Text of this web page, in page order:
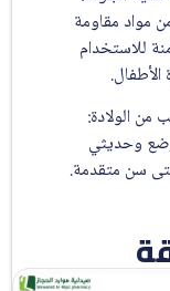
مواد مقاومة
للاستخدام
من الولادة:
وحديثي
سن متقدمة.